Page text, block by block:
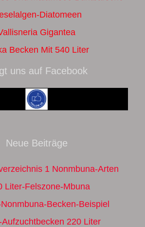
Diatomeen
Gigantea
Becken Mit 540 Liter
uns auf Facebook
Neue Beiträge
1 Nonmbuna-Arten
Liter-Felszone-Mbuna
Becken-Beispiel
Aufzuchtbecken 220 Liter